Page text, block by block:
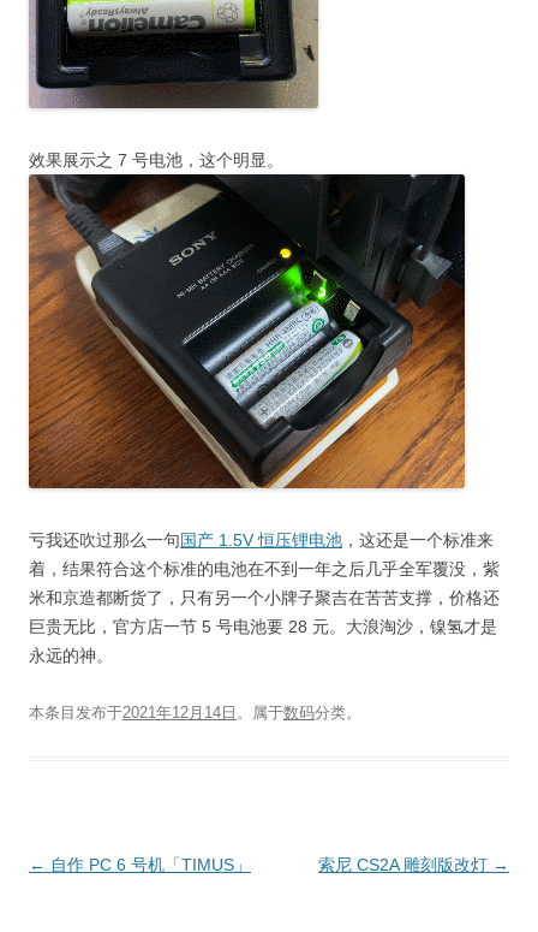
效果展示之 7 号电池，这个明显。
亏我还吹过那么一句国产 1.5V 恒压锂电池 ，这还是一个标准来
着，结果符合这个标准的电池在不到一年之后几乎全军覆没，紫
米和京造都断货了，只有另一个小牌子聚吉在苦苦支撑，价格还
巨贵无比，官方店一节 5 号电池要 28 元。大浪淘沙，镍氢才是
永远的神。
本条目发布于2021年12月14日 。属于数码分类。
文
← 自作 PC 6 号机「TIMUS」 索尼 CS2A 雕刻版改灯 →